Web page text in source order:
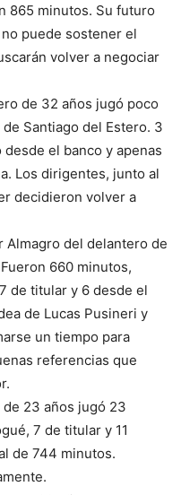
865 minutos. Su futuro
puede sostener el
volver a negociar
de 32 años jugó poco
Santiago del Estero. 3
el banco y apenas
Los dirigentes, junto al
decidieron volver a
Almagro del delantero de
660 minutos,
de titular y 6 desde el
de Lucas Pusineri y
un tiempo para
referencias que
23 años jugó 23
7 de titular y 11
de 744 minutos.